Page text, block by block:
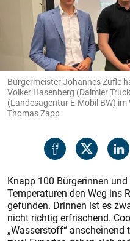
Bürgermeister Johannes Züfle
Volker Hasenberg (Daimler
(Landesagentur E-Mobil BW)
Thomas Zapp
Knapp 100 Bürgerinnen
Temperaturen den Weg ins
gefunden. Drinnen ist es
nicht richtig erfrischend.
„Wasserstoff“